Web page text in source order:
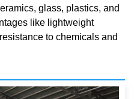
glass, plastics, and
like lightweight
to chemicals and